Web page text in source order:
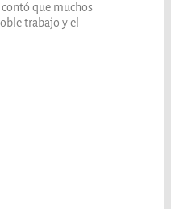
que muchos
trabajo y el